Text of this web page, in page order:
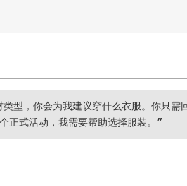
型，你会为我建议穿什么衣服。你只需
正式活动，我需要帮助选择服装。”